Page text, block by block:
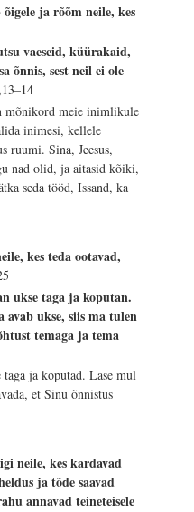
ja rõõm neile, kes
vaeseid, küürakaid,
õnnis, sest neil ei ole
mõnikord meie inimlikule
inimesi, kellele
ruumi. Sina, Jeesus,
nad olid, ja aitasid kõiki,
seda tööd, Issand, ka
kes teda ootavad,
ukse taga ja koputan.
ukse, siis ma tulen
temaga ja tema
taga ja koputad. Lase mul
et Sinu õnnistus
neile, kes kardavad
ja tõde saavad
annavad teineteisele